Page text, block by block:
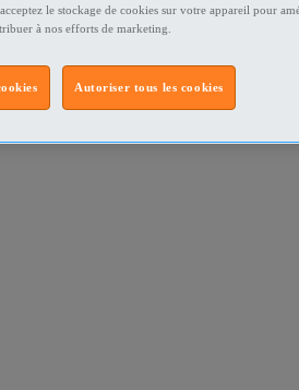
le stockage de cookies sur votre appareil pour
à nos efforts de marketing.
Autoriser tous les cookies